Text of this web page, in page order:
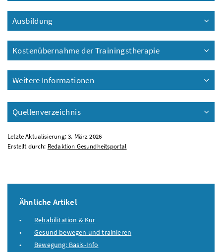
Ausbildung
Kostenübernahme der Trainingstherapie
Weitere Informationen
Quellenverzeichnis
Letzte Aktualisierung: 3. März 2026
Erstellt durch: Redaktion Gesundheitsportal
Ähnliche Artikel
Rehabilitation & Kur
Gesund bewegen und trainieren
Bewegung: Basis-Info